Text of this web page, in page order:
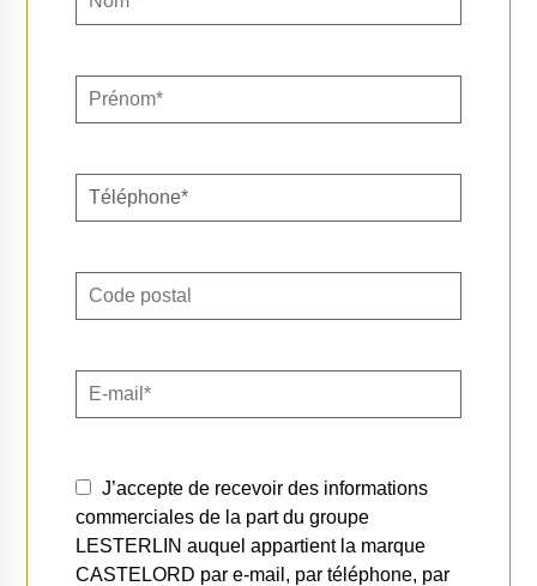
J’accepte de recevoir des informations
commerciales de la part du groupe
LESTERLIN auquel appartient la marque
CASTELORD par e-mail, par téléphone, par